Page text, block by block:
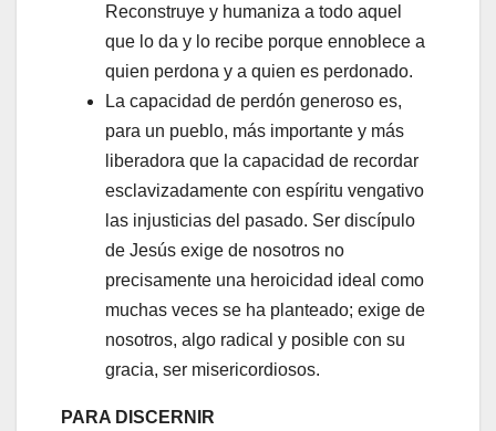
Reconstruye y humaniza a todo aquel
que lo da y lo recibe porque ennoblece a
quien perdona y a quien es perdonado.
La capacidad de perdón generoso es,
para un pueblo, más importante y más
liberadora que la capacidad de recordar
esclavizadamente con espíritu vengativo
las injusticias del pasado. Ser discípulo
de Jesús exige de nosotros no
precisamente una heroicidad ideal como
muchas veces se ha planteado; exige de
nosotros, algo radical y posible con su
gracia, ser misericordiosos.
PARA DISCERNIR